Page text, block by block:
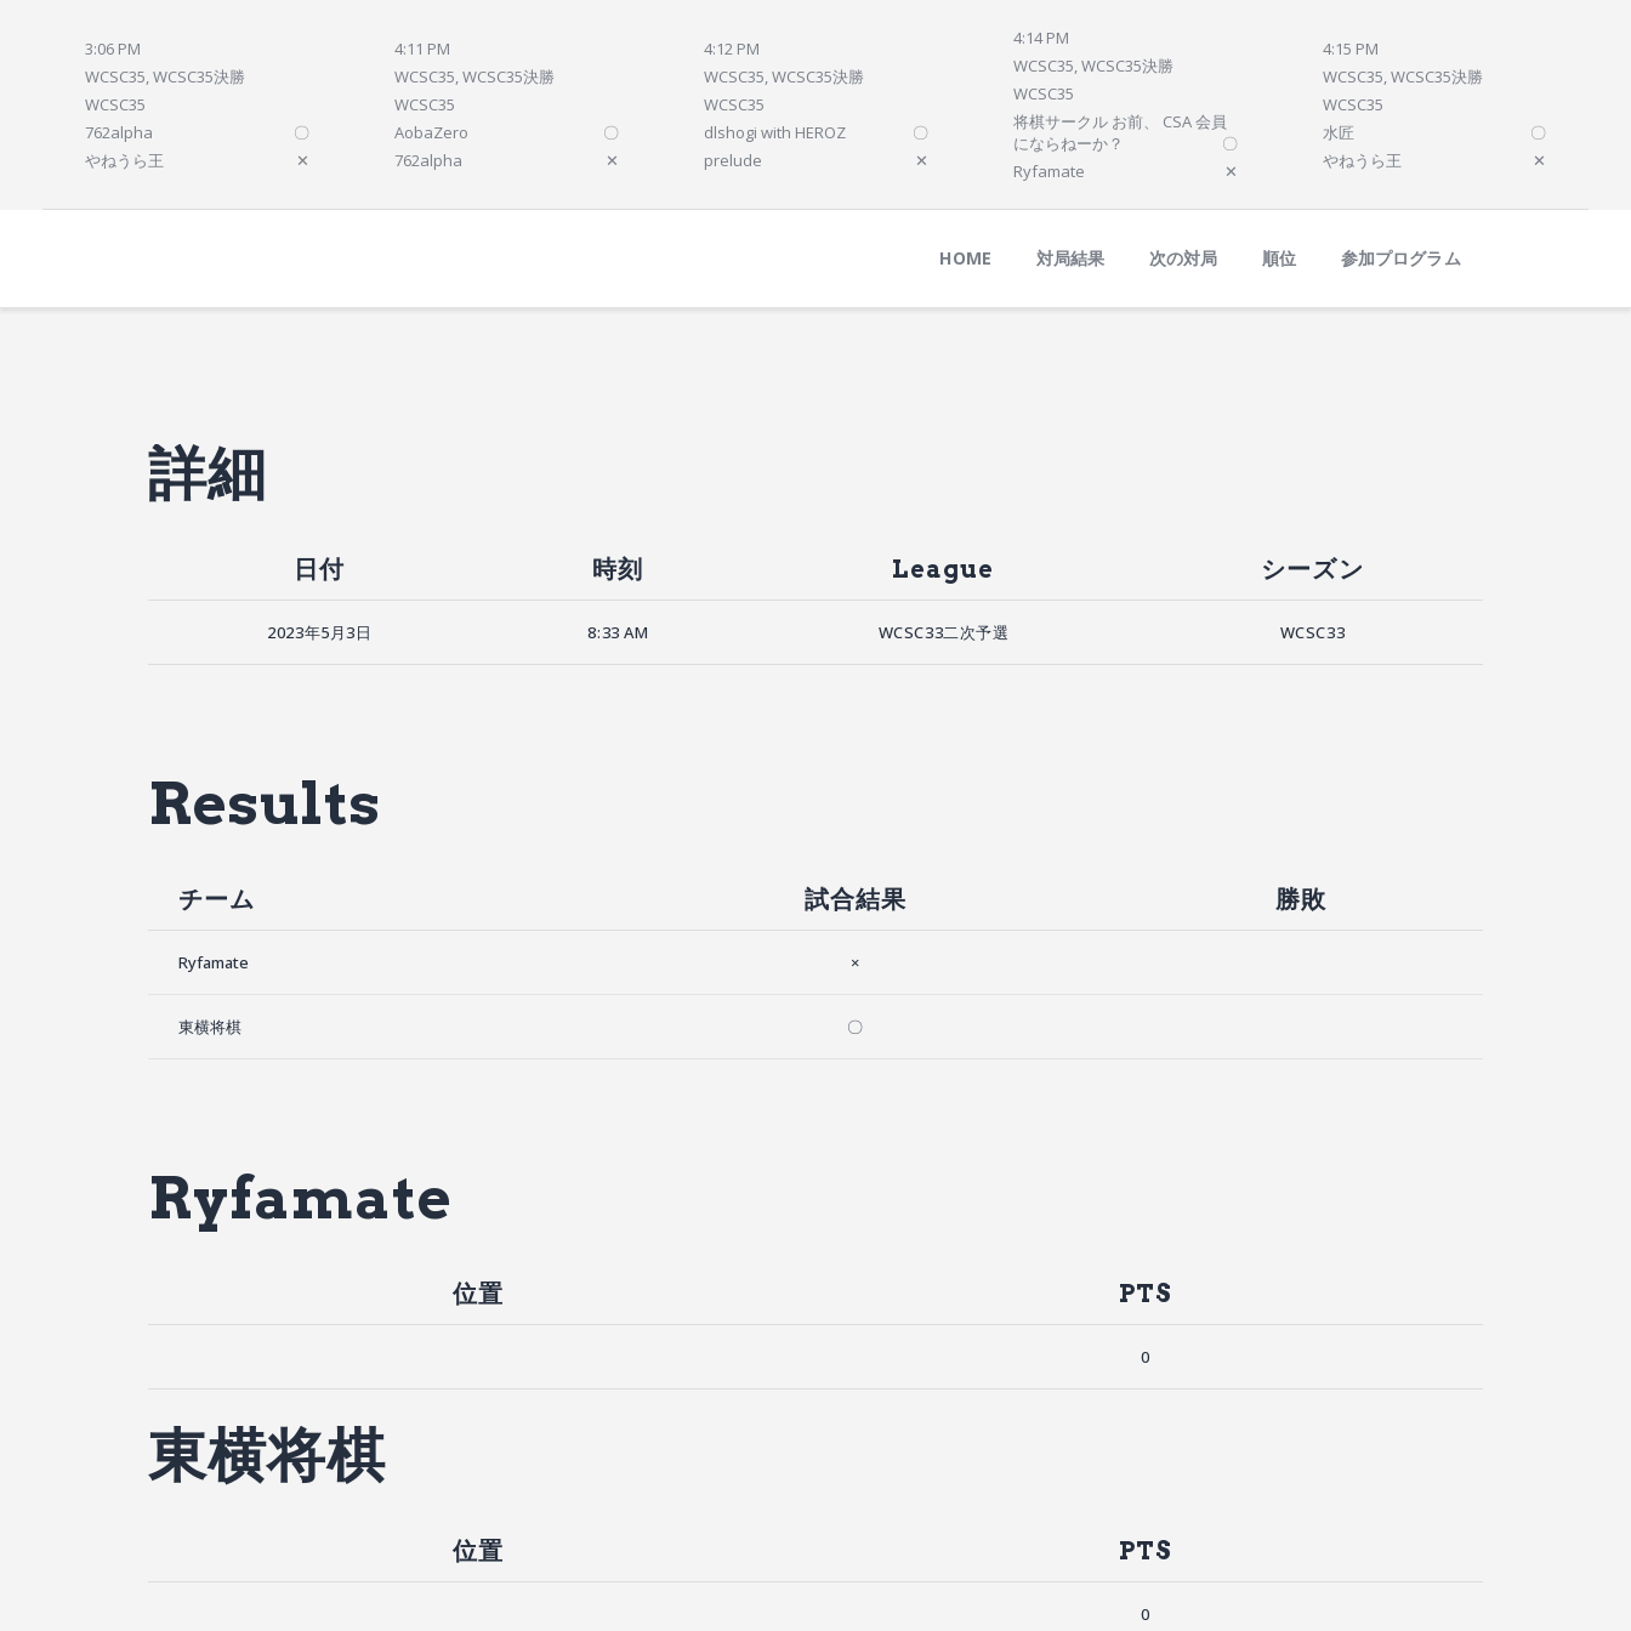
3:06 PM
WCSC35, WCSC35決勝
WCSC35
762alpha
〇
やねうら王
✕
4:11 PM
WCSC35, WCSC35決勝
WCSC35
AobaZero
〇
762alpha
✕
4:12 PM
WCSC35, WCSC35決勝
WCSC35
dlshogi with HEROZ
〇
prelude
✕
4:14 PM
WCSC35, WCSC35決勝
WCSC35
将棋サークル お前、 CSA 会員
にならねーか？
〇
Ryfamate
✕
4:15 PM
WCSC35, WCSC35決勝
WCSC35
水匠
〇
やねうら王
✕
HOME 対局結果 次の対局 順位 参加プログラム
順位
詳細
日付 時刻 League シーズン
2023年5月3日 8:33 AM WCSC33二次予選 WCSC33
Results
チーム 試合結果 勝敗
Ryfamate ×
東横将棋 〇
Ryfamate
位置 PTS
0
東横将棋
位置 PTS
0